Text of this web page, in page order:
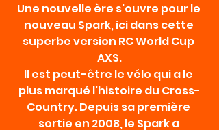
Une nouvelle ère s'ouvre pour le
nouveau Spark, ici dans cette
superbe version RC World Cup
AXS.
Il est peut-être le vélo qui a le
plus marqué l’histoire du Cross-
Country. Depuis sa première
sortie en 2008, le Spark a